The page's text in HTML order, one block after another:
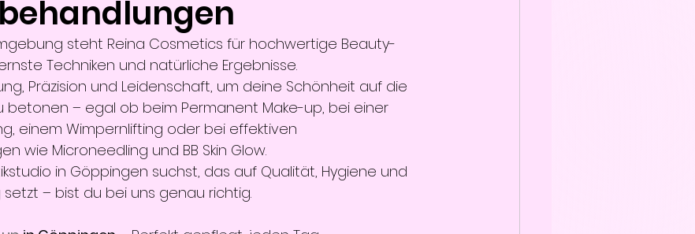
steht Reina Cosmetics für hochwertige Beauty-
Techniken und natürliche Ergebnisse.
Präzision und Leidenschaft, um deine Schönheit auf die
betonen – egal ob beim Permanent Make-up, bei einer
einem Wimpernlifting oder bei effektiven
wie Microneedling und BB Skin Glow.
in Göppingen suchst, das auf Qualität, Hygiene und
– bist du bei uns genau richtig.